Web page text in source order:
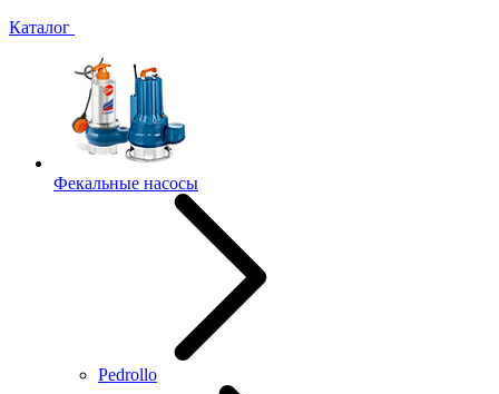
Каталог
Фекальные насосы
Pedrollo